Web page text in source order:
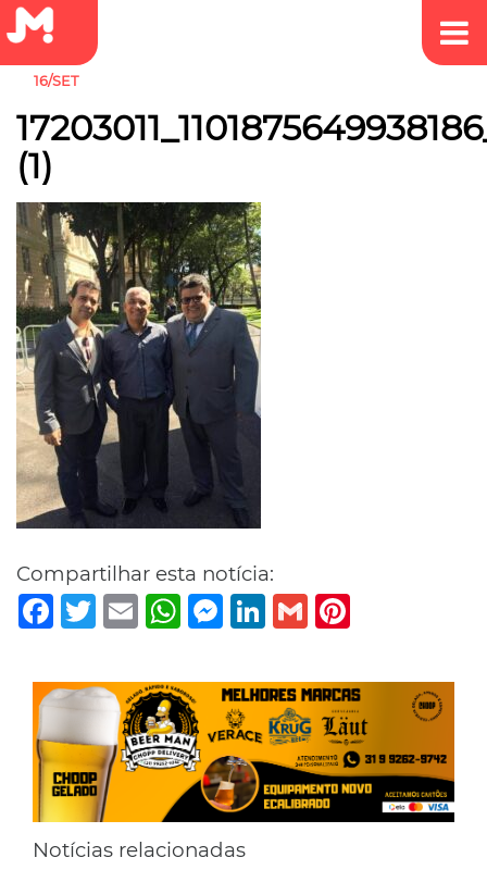
16/SET
(1)
Compartilhar esta notícia:
Facebook
TwitterEmail WhatsAppMessenger
LinkedIn
Gmail
Notícias relacionadas